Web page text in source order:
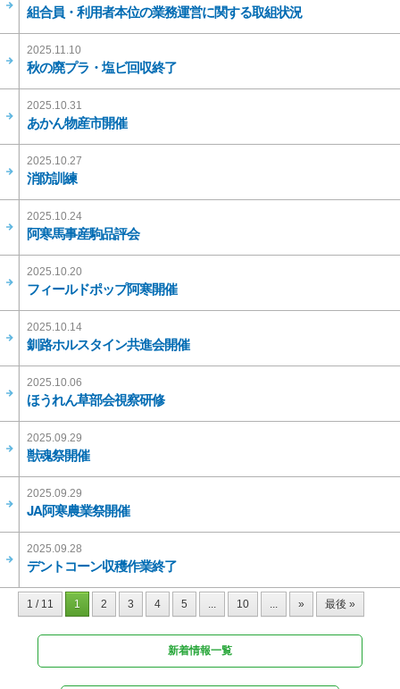
組合員・利用者本位の業務運営に関する取組状況
2025.11.10
秋の廃プラ・塩ビ回収終了
2025.10.31
あかん物産市開催
2025.10.27
消防訓練
2025.10.24
阿寒馬事産駒品評会
2025.10.20
フィールドポップ阿寒開催
2025.10.14
釧路ホルスタイン共進会開催
2025.10.06
ほうれん草部会視察研修
2025.09.29
獣魂祭開催
2025.09.29
JA阿寒農業祭開催
2025.09.28
デントコーン収穫作業終了
1 / 11 1 2 3 4 5 ... 10 ... » 最後 »
新着情報一覧